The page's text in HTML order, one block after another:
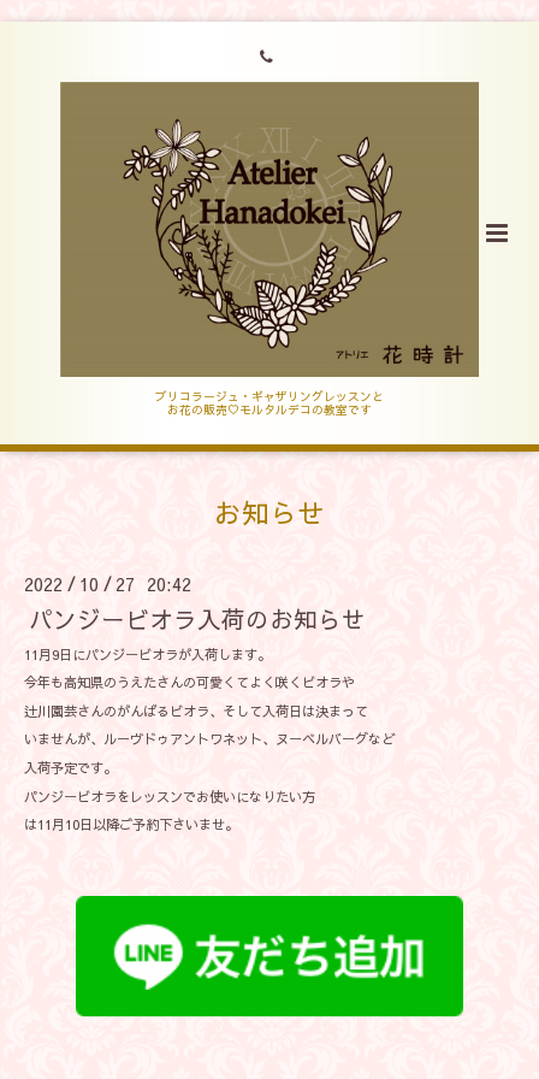
ブリコラージュ・ギャザリングレッスンと
お花の販売♡モルタルデコの教室です
お知らせ
2022 / 10 / 27 20:42
パンジービオラ入荷のお知らせ
11月9日にパンジービオラが入荷します。
今年も高知県のうえたさんの可愛くてよく咲くビオラや
辻川園芸さんのがんばるビオラ、そして入荷日は決まって
いませんが、ルーヴドゥアントワネット、ヌーベルバーグなど
入荷予定です。
パンジービオラをレッスンでお使いになりたい方
は11月10日以降ご予約下さいませ。